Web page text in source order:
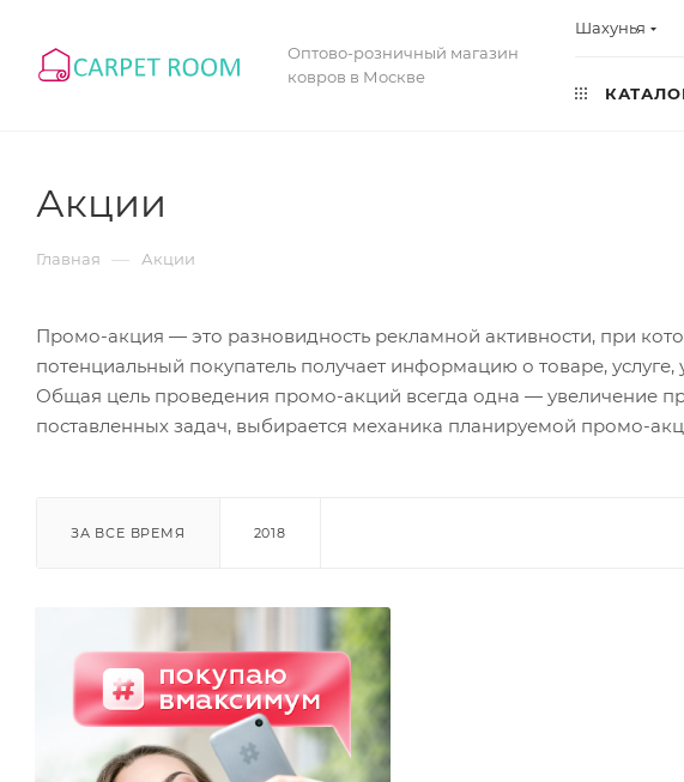
Оптово-розничный магазин
ковров в Москве
Шахунья
Акции
Главная — Акции
Промо-акция — это разновидность рекламной активности, при
потенциальный покупатель получает информацию о товаре, услуге,
Общая цель проведения промо-акций всегда одна — увеличение
поставленных задач, выбирается механика планируемой промо-
ЗА ВСЕ ВРЕМЯ 2018